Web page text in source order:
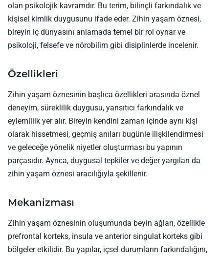
olan psikolojik kavramdır. Bu terim, bilinçli farkındalık ve
kişisel kimlik duygusunu ifade eder. Zihin yaşam öznesi,
bireyin iç dünyasını anlamada temel bir rol oynar ve
psikoloji, felsefe ve nörobilim gibi disiplinlerde incelenir.
Özellikleri
Zihin yaşam öznesinin başlıca özellikleri arasında öznel
deneyim, süreklilik duygusu, yansıtıcı farkındalık ve
eylemlilik yer alır. Bireyin kendini zaman içinde aynı kişi
olarak hissetmesi, geçmiş anıları bugünle ilişkilendirmesi
ve geleceğe yönelik niyetler oluşturması bu yapının
parçasıdır. Ayrıca, duygusal tepkiler ve değer yargıları da
zihin yaşam öznesi aracılığıyla şekillenir.
Mekanizması
Zihin yaşam öznesinin oluşumunda beyin ağları, özellikle
prefrontal korteks, insula ve anterior singulat korteks gibi
bölgeler etkilidir. Bu yapılar, içsel durumların farkındalığını,